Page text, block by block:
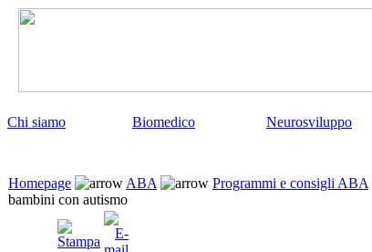
Chi siamo Biomedico Neurosviluppo
Homepage ABA Programmi e consigli ABA
bambini con autismo